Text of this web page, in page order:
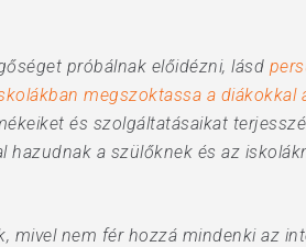
próbálnak előidézni, lásd
megszoktassa a diákokkal
és szolgáltatásaikat
a szülőknek és az
mivel nem fér hozzá mindenki az